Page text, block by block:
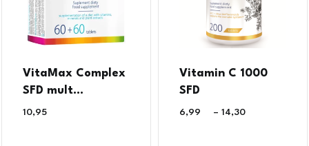
VitaMax Complex
SFD mult...
10,95
Vitamin C 1000
SFD
6,99 – 14,30